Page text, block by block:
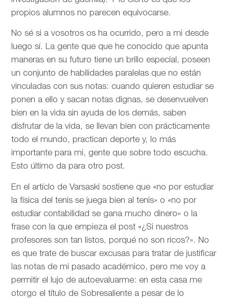
propios alumnos no parecen equivocarse.
No sé si a vosotros os ha ocurrido, pero a mi desde
luego sí. La gente que que he conocido que apunta
maneras en su futuro tiene un brillo especial, poseen
un conjunto de habilidades paralelas que no están
vinculadas con sus notas: cuando quieren estudiar se
ponen a ello y sacan notas dignas, se desenvuelven
bien en la vida sin ayuda de los demás, saben
disfrutar de la vida, se llevan bien con prácticamente
todo el mundo, practican deporte y, lo más
importante para mi, gente que sobre todo escucha.
Esto último da para otro post.
En el artíclo deVarsaski sostiene que «no por estudiar
la física del tenis se juega bien al tenis» o «no por
estudiar contabilidad se gana mucho dinero» o la
frase con la que empieza el post «¿Si nuestros
profesores son tan listos, porqué no son ricos?». No
es que trate de buscar excusas para tratar de justificar
las notas de mi pasado académico, pero me voy a
permitir el lujo de autoevaluarme: en esta casa me
otorgo el título de Sobresaliente a pesar de lo